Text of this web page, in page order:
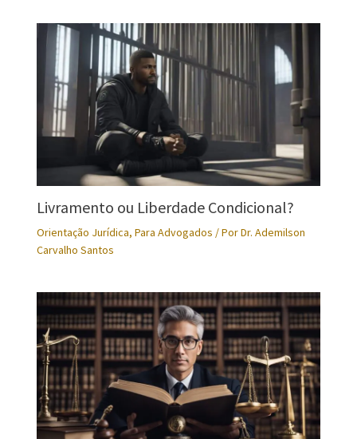
Livramento ou Liberdade Condicional?
Orientação Jurídica, Para Advogados / PorDr. Ademilson
Carvalho Santos